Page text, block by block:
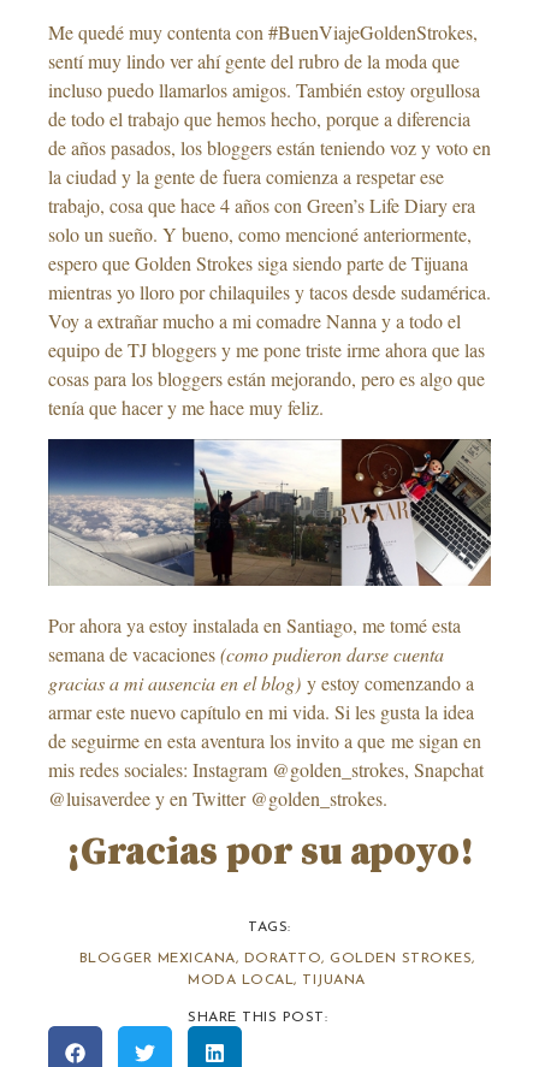
Me quedé muy contenta con #BuenViajeGoldenStrokes,
sentí muy lindo ver ahí gente del rubro de la moda que
incluso puedo llamarlos amigos. También estoy orgullosa
de todo el trabajo que hemos hecho, porque a diferencia
de años pasados, los bloggers están teniendo voz y voto en
la ciudad y la gente de fuera comienza a respetar ese
trabajo, cosa que hace 4 años con Green’s Life Diary era
solo un sueño. Y bueno, como mencioné anteriormente,
espero que Golden Strokes siga siendo parte de Tijuana
mientras yo lloro por chilaquiles y tacos desde sudamérica.
Voy a extrañar mucho a mi comadre Nanna y a todo el
equipo de TJ bloggers y me pone triste irme ahora que las
cosas para los bloggers están mejorando, pero es algo que
tenía que hacer y me hace muy feliz.
Por ahora ya estoy instalada en Santiago, me tomé esta
semana de vacaciones(como pudieron darse cuenta
gracias a mi ausencia en el blog) y estoy comenzando a
armar este nuevo capítulo en mi vida. Si les gusta la idea
de seguirme en esta aventura los invito a que me sigan en
mis redes sociales: Instagram @golden_strokes, Snapchat
@luisaverdee y en Twitter @golden_strokes.
¡Gracias por su apoyo!
TAGS:
BLOGGER MEXICANA, DORATTO, GOLDEN STROKES,
MODA LOCAL, TIJUANA
SHARE THIS POST: